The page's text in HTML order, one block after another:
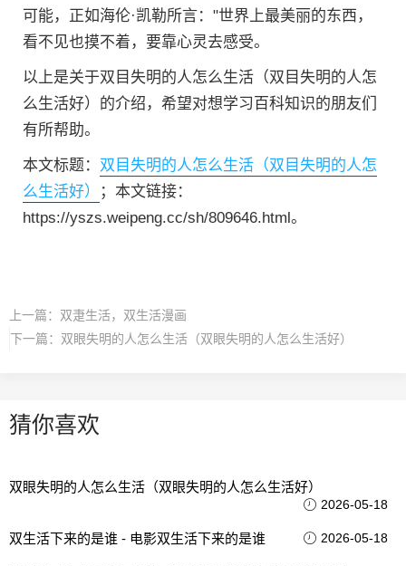
可能，正如海伦·凯勒所言："世界上最美丽的东西，
看不见也摸不着，要靠心灵去感受。
以上是关于双目失明的人怎么生活（双目失明的人怎
么生活好）的介绍，希望对想学习百科知识的朋友们
有所帮助。
本文标题： 双目失明的人怎么生活（双目失明的人怎
么生活好）
；本文链接：
https://yszs.weipeng.cc/sh/809646.html。
上一篇： 双疌生活，双生活漫画
下一篇： 双眼失明的人怎么生活（双眼失明的人怎么生活好）
猜你喜欢
双眼失明的人怎么生活（双眼失明的人怎么生活好）
2026-05-18
双生活下来的是谁 - 电影双生活下来的是谁 2026-05-18